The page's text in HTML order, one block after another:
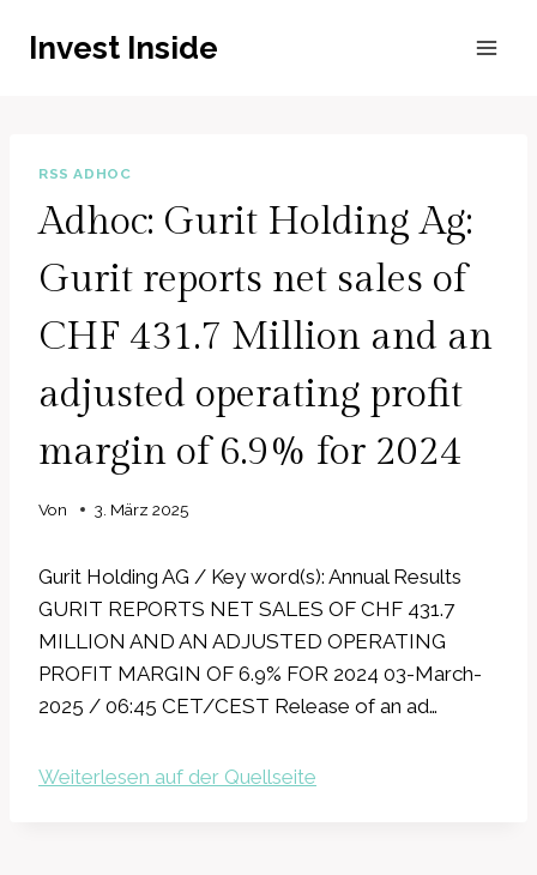
InhaltInvest Inside
RSS ADHOC
Adhoc: Gurit Holding Ag:
Gurit reports net sales of
CHF 431.7 Million and an
adjusted operating profit
margin of 6.9% for 2024
Von 3. März 2025
Gurit Holding AG / Key word(s): Annual Results
GURIT REPORTS NET SALES OF CHF 431.7
MILLION AND AN ADJUSTED OPERATING
PROFIT MARGIN OF 6.9% FOR 2024 03-March-
2025 / 06:45 CET/CEST Release of an ad…
Weiterlesen auf der Quellseite